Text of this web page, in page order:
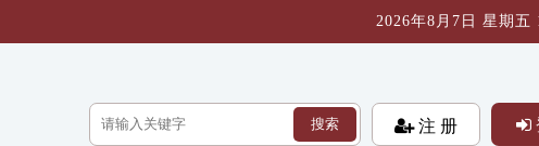
2026年8月7日 星期五
搜索 注 册